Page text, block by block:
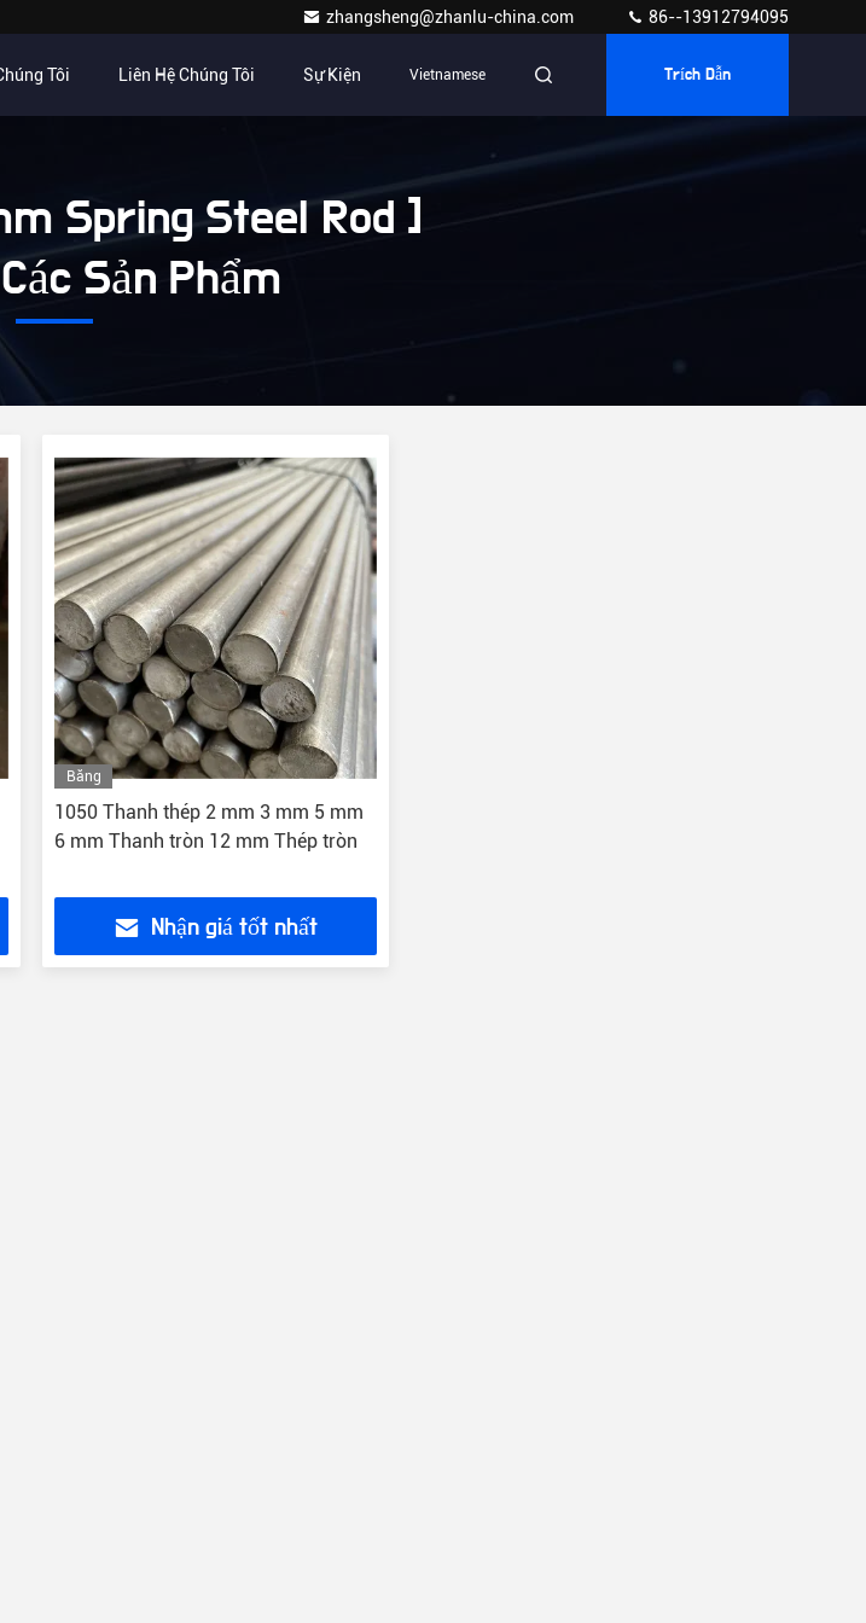
zhangsheng@zhanlu-china.com 86--13912794095
Tôi Liên Hệ Chúng Tôi Sự Kiện Vietnamese Trích Dẫn
Spring Steel Rod ]
Sản Phẩm
Băng
hình
1050 Thanh thép 2 mm 3 mm 5 mm
6 mm Thanh tròn 12 mm Thép tròn
Nhận giá tốt nhất